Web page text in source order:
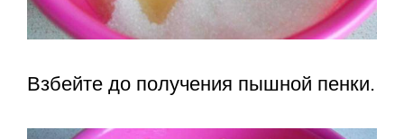
Взбейте до получения пышной пенки.